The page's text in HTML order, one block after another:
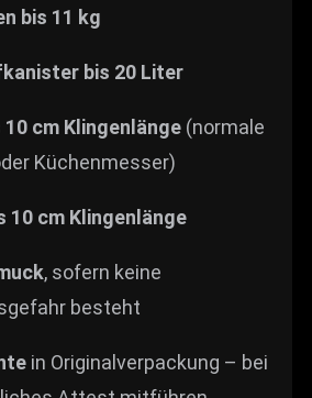
bis 11 kg
bis 20 Liter
cm Klingenlänge (normale
Küchenmesser)
10 cm Klingenlänge
, sofern keine
besteht
in Originalverpackung – bei